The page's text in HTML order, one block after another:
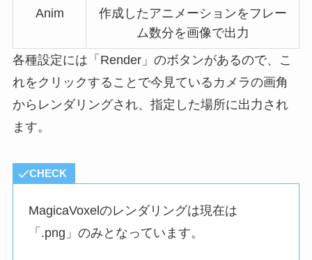
Anim
作成したアニメーションをフレー
ム数分を画像で出力
各種設定には「Render」のボタンがあるので、こ
れをクリックすることで今見ているカメラの画角
からレンダリングされ、指定した場所に出力され
ます。
CHECK
MagicaVoxelのレンダリングは現在は
「.png」のみとなっています。